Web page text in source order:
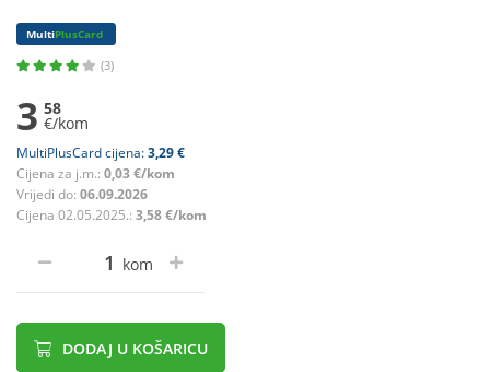
MultiPlusCard
(3)
3 58
€/kom
MultiPlusCard cijena:3,29 €
Cijena za j.m.: 0,03 €/kom
Vrijedi do: 06.09.2026
Cijena 02.05.2025.: 3,58 €/kom
kom
DODAJ U KOŠARICU